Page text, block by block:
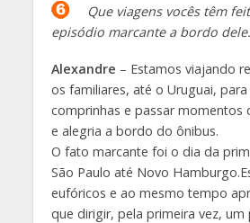
Que viagens vocês têm
episódio marcante a bordo dele.
Alexandre – Estamos viajando
os familiares, até o Uruguai,
comprinhas e passar momentos
e alegria a bordo do ônibus.
O fato marcante foi o dia da
São Paulo até Novo
eufóricos e ao mesmo tempo
que dirigir, pela primeira vez,